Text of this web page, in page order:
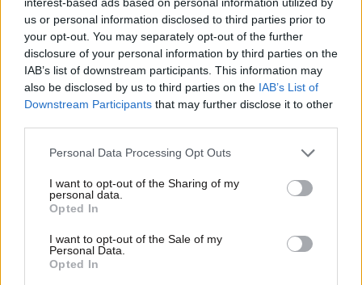
us or personal information disclosed to third parties prior to
your opt-out. You may separately opt-out of the further
disclosure of your personal information by third parties on the
IAB’s list of downstream participants. This information may
also be disclosed by us to third parties on the IAB’s List of
Downstream Participants that may further disclose it to other
Please note that this website/app uses one or more Google
not limited to your visit or usage behaviour. You may click to
grant or deny consent to Google and its third-party tags to
use your data for below specified purposes in below Google
consent section.
Personal Data Processing Opt Outs
I want to opt-out of the Sharing of my
personal data.
Opted In
I want to opt-out of the Sale of my
Personal Data.
Opted In